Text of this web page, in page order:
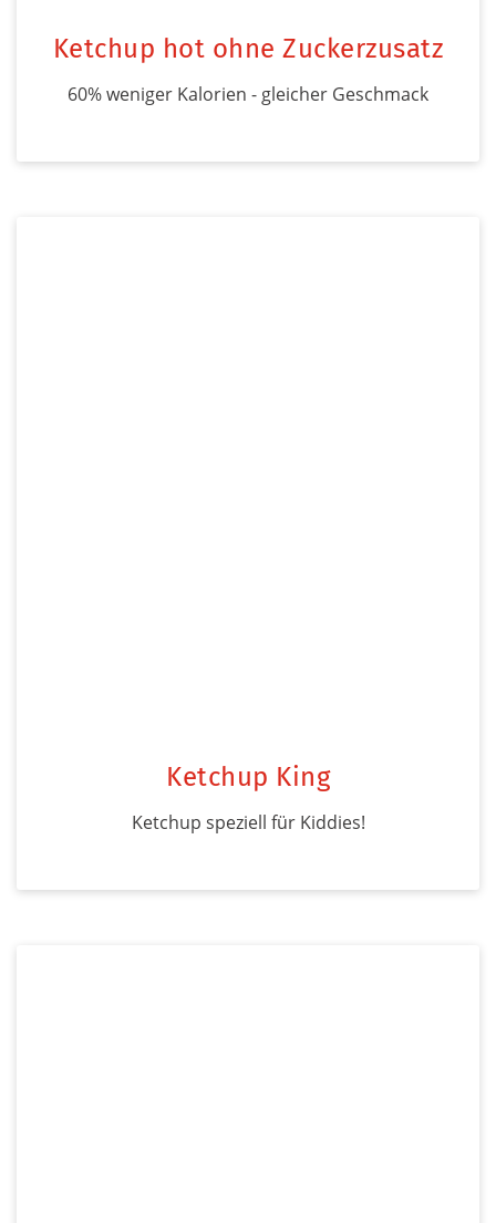
Ketchup hot ohne Zuckerzusatz
60% weniger Kalorien - gleicher Geschmack
Ketchup King
Ketchup speziell für Kiddies!